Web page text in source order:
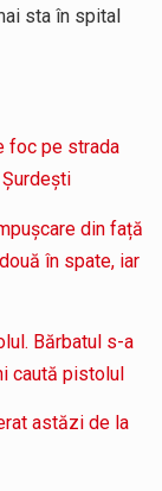
sta în spital
foc pe strada
din față
în spate, iar
Bărbatul s-a
caută pistolul
astăzi de la